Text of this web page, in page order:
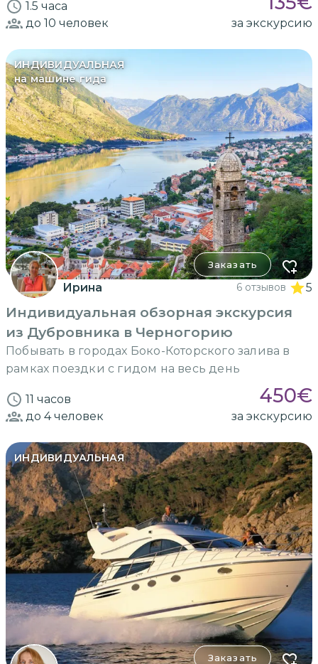
1.5 часа
до 10 человек за экскурсию
ИНДИВИДУАЛЬНАЯ
на машине гида
Заказать
Ирина 6 отзывов 5
Индивидуальная обзорная экскурсия
из Дубровника в Черногорию
Побывать в городах Боко-Которского залива в
рамках поездки с гидом на весь день
11 часов 450€
до 4человек за экскурсию
ИНДИВИДУАЛЬНАЯ
Заказать